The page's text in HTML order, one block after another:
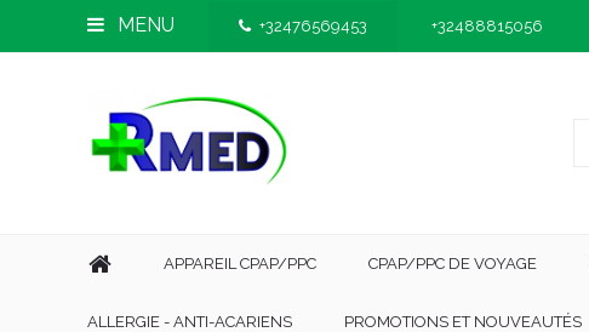
MENU +32476569453 +32488815056
APPAREIL CPAP/PPC CPAP/PPC DE VOYAGE
ALLERGIE - ANTI-ACARIENS PROMOTIONS ET NOUVEAUTÉS